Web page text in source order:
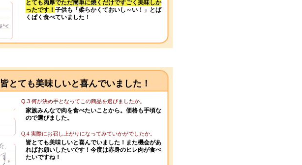
とても肉厚でただ簡単に焼くだけですごく美味しか
ったです！ 子供も「柔らかくておいし～い！」とぱ
くぱく食べていました！
皆とても美味しいと喜んでいました！
Q.3 何が決め手となってこの商品を選びましたか。
家族みんなで肉を食べたいことから。価格も手頃な
ので選びました。
Q.4 実際にお召し上がりになってみていかがでしたか。
皆とても美味しいと喜んでいました！また機会があ
ればお願いしたいです！今度は赤身のヒレ肉が食べ
たいですね！